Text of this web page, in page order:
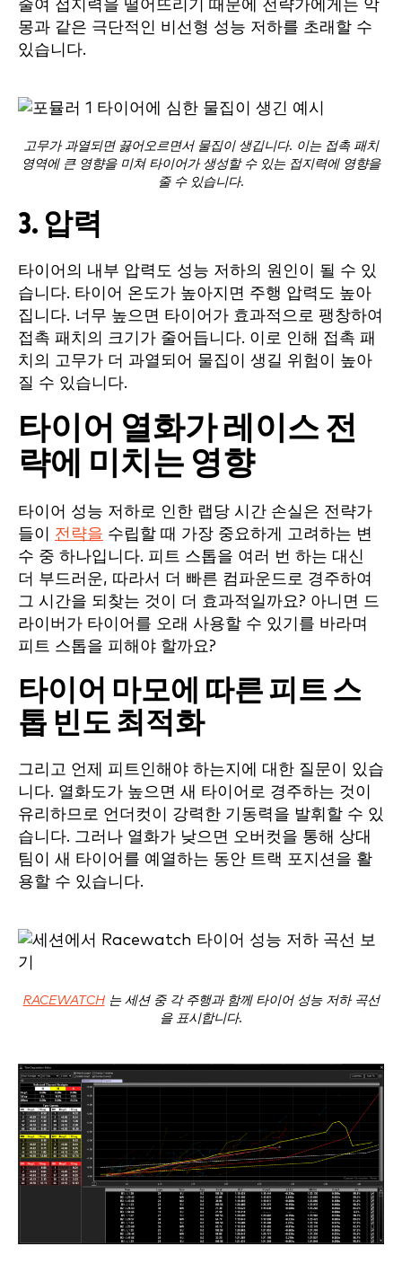
줄여 접지력을 떨어뜨리기 때문에 전략가에게는 악
몽과 같은 극단적인 비선형 성능 저하를 초래할 수
있습니다.
고무가 과열되면 끓어오르면서 물집이 생깁니다. 이는 접촉 패치
영역에 큰 영향을 미쳐 타이어가 생성할 수 있는 접지력에 영향을
줄 수 있습니다.
3. 압력
타이어의 내부 압력도 성능 저하의 원인이 될 수 있
습니다. 타이어 온도가 높아지면 주행 압력도 높아
집니다. 너무 높으면 타이어가 효과적으로 팽창하여
접촉 패치의 크기가 줄어듭니다. 이로 인해 접촉 패
치의 고무가 더 과열되어 물집이 생길 위험이 높아
질 수 있습니다.
타이어 열화가 레이스 전
략에 미치는 영향
타이어 성능 저하로 인한 랩당 시간 손실은 전략가
들이 전략을 수립할 때 가장 중요하게 고려하는 변
수 중 하나입니다. 피트 스톱을 여러 번 하는 대신
더 부드러운, 따라서 더 빠른 컴파운드로 경주하여
그 시간을 되찾는 것이 더 효과적일까요? 아니면 드
라이버가 타이어를 오래 사용할 수 있기를 바라며
피트 스톱을 피해야 할까요?
타이어 마모에 따른 피트 스
톱 빈도 최적화
그리고 언제 피트인해야 하는지에 대한 질문이 있습
니다. 열화도가 높으면 새 타이어로 경주하는 것이
유리하므로 언더컷이 강력한 기동력을 발휘할 수 있
습니다. 그러나 열화가 낮으면 오버컷을 통해 상대
팀이 새 타이어를 예열하는 동안 트랙 포지션을 활
용할 수 있습니다.
RACEWATCH는 세션 중 각 주행과 함께 타이어 성능 저하 곡선
을 표시합니다.